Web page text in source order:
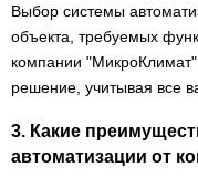
температуры
Датчики
Выбор системы
объекта, требуемых
компании
решение, учитывая все
3. Какие
автоматизации от